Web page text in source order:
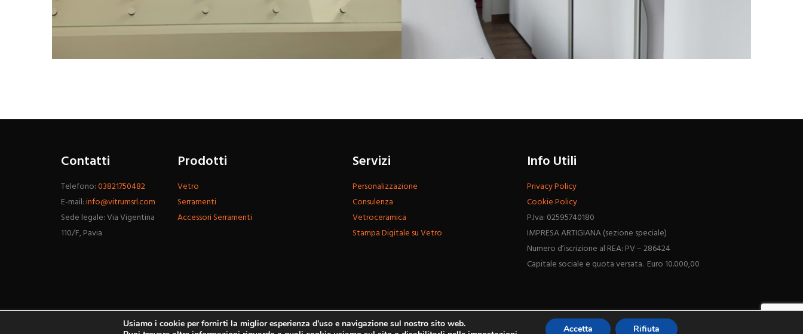
Contatti
Telefono:03821750482
E-mail:info@vitrumsrl.com
Sede legale: Via Vigentina
110/F, Pavia
Prodotti
Vetro
Serramenti
Accessori Serramenti
Servizi
Personalizzazione
Consulenza
Vetroceramica
Stampa Digitale su Vetro
Info Utili
Privacy Policy
Cookie Policy
P.Iva: 02595740180
IMPRESA ARTIGIANA (sezione speciale)
Numero d’iscrizione al REA: PV – 286424
Capitale sociale e quota versata. Euro 10.000,00
Vitrum Srl © 2026 Tutti i Diritti Riservati.
Usiamo i cookie per fornirti la miglior esperienza d'uso e navigazione sul nostro sito web.
Accetta Rifiuta